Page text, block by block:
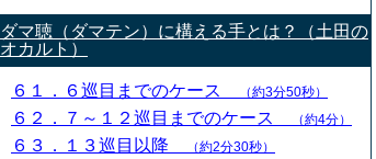
ダマ聴（ダマテン）に構える手とは？（土田の
オカルト）
６１．６巡目までのケース （約3分50秒）
６２．７～１２巡目までのケース （約4分）
６３．１３巡目以降 （約2分30秒）